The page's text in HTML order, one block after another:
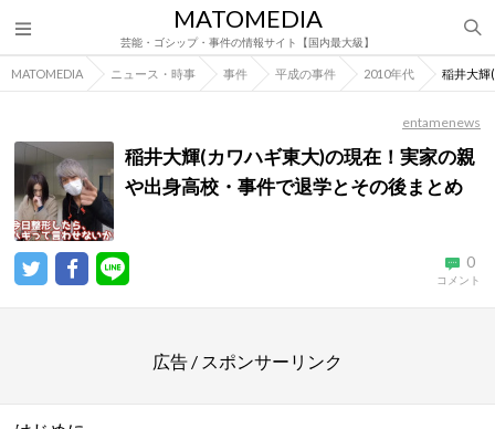
MATOMEDIA
芸能・ゴシップ・事件の情報サイト【国内最大級】
MATOMEDIA ニュース・時事 事件 平成の事件 2010年代 稲井大輝
entamenews
稲井大輝(カワハギ東大)の現在！実家の親
や出身高校・事件で退学とその後まとめ
0
コメント
広告 / スポンサーリンク